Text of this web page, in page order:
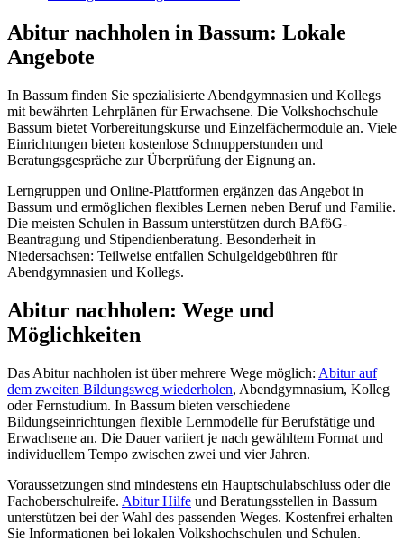
Abitur nachholen in Bassum: Lokale
Angebote
In Bassum finden Sie spezialisierte Abendgymnasien und Kollegs
mit bewährten Lehrplänen für Erwachsene. Die Volkshochschule
Bassum bietet Vorbereitungskurse und Einzelfächermodule an. Viele
Einrichtungen bieten kostenlose Schnupperstunden und
Beratungsgespräche zur Überprüfung der Eignung an.
Lerngruppen und Online-Plattformen ergänzen das Angebot in
Bassum und ermöglichen flexibles Lernen neben Beruf und Familie.
Die meisten Schulen in Bassum unterstützen durch BAföG-
Beantragung und Stipendienberatung. Besonderheit in
Niedersachsen: Teilweise entfallen Schulgeldgebühren für
Abendgymnasien und Kollegs.
Abitur nachholen: Wege und
Möglichkeiten
Das Abitur nachholen ist über mehrere Wege möglich: Abitur auf
dem zweiten Bildungsweg wiederholen, Abendgymnasium, Kolleg
oder Fernstudium. In Bassum bieten verschiedene
Bildungseinrichtungen flexible Lernmodelle für Berufstätige und
Erwachsene an. Die Dauer variiert je nach gewähltem Format und
individuellem Tempo zwischen zwei und vier Jahren.
Voraussetzungen sind mindestens ein Hauptschulabschluss oder die
Fachoberschulreife. Abitur Hilfe und Beratungsstellen in Bassum
unterstützen bei der Wahl des passenden Weges. Kostenfrei erhalten
Sie Informationen bei lokalen Volkshochschulen und Schulen.